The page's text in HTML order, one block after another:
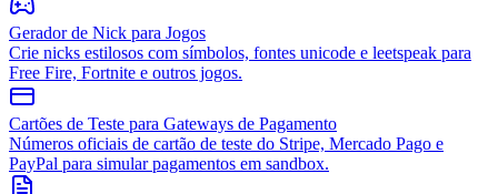
Gerador de Nick para Jogos
Crie nicks estilosos com símbolos, fontes unicode e leetspeak para
Free Fire, Fortnite e outros jogos.
Cartões de Teste para Gateways de Pagamento
Números oficiais de cartão de teste do Stripe, Mercado Pago e
PayPal para simular pagamentos em sandbox.